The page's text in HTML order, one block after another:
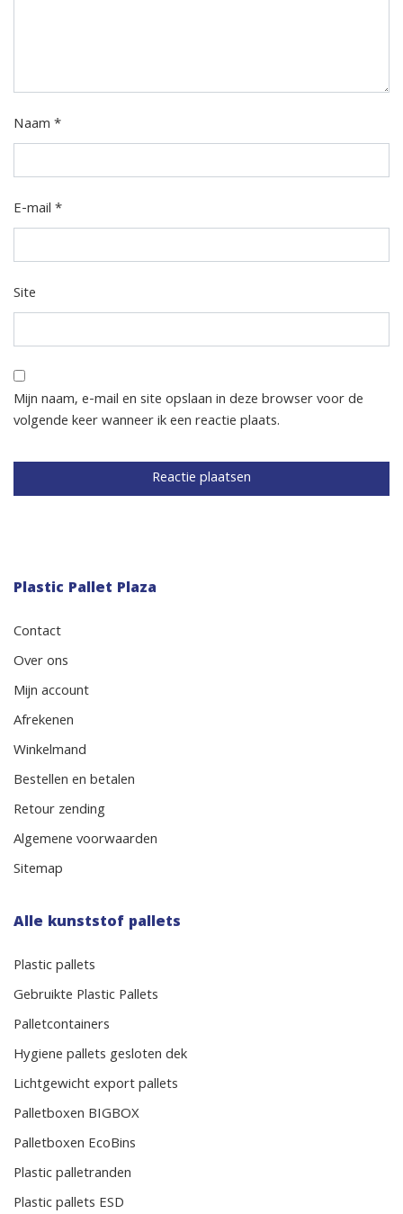
Naam*
E-mail*
Site
Mijn naam, e-mail en site opslaan in deze browser voor de
volgende keer wanneer ik een reactie plaats.
Plastic Pallet Plaza
Contact
Over ons
Mijn account
Afrekenen
Winkelmand
Bestellen en betalen
Retour zending
Algemene voorwaarden
Sitemap
Alle kunststof pallets
Plastic pallets
Gebruikte Plastic Pallets
Palletcontainers
Hygiene pallets gesloten dek
Lichtgewicht export pallets
Palletboxen BIGBOX
Palletboxen EcoBins
Plastic palletranden
Plastic pallets ESD